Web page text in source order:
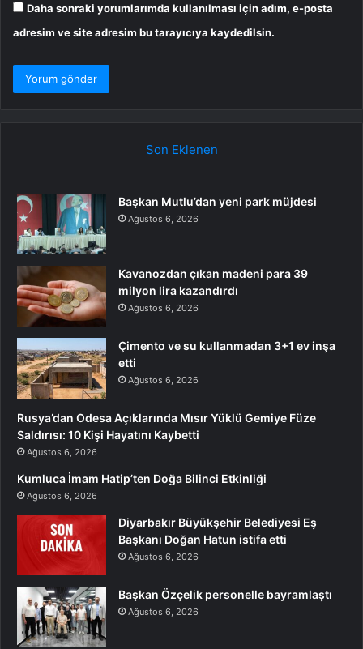
Daha sonraki yorumlarımda kullanılması için adım, e-posta
adresim ve site adresim bu tarayıcıya kaydedilsin.
Son Eklenen
Başkan Mutlu’dan yeni park müjdesi
Ağustos 6, 2026
Kavanozdan çıkan madeni para 39
milyon lira kazandırdı
Ağustos 6, 2026
Çimento ve su kullanmadan 3+1 ev inşa
etti
Ağustos 6, 2026
Rusya’dan Odesa Açıklarında Mısır Yüklü Gemiye Füze
Saldırısı: 10 Kişi Hayatını Kaybetti
Ağustos 6, 2026
Kumluca İmam Hatip’ten Doğa Bilinci Etkinliği
Ağustos 6, 2026
Diyarbakır Büyükşehir Belediyesi Eş
Başkanı Doğan Hatun istifa etti
Ağustos 6, 2026
Başkan Özçelik personelle bayramlaştı
Ağustos 6, 2026